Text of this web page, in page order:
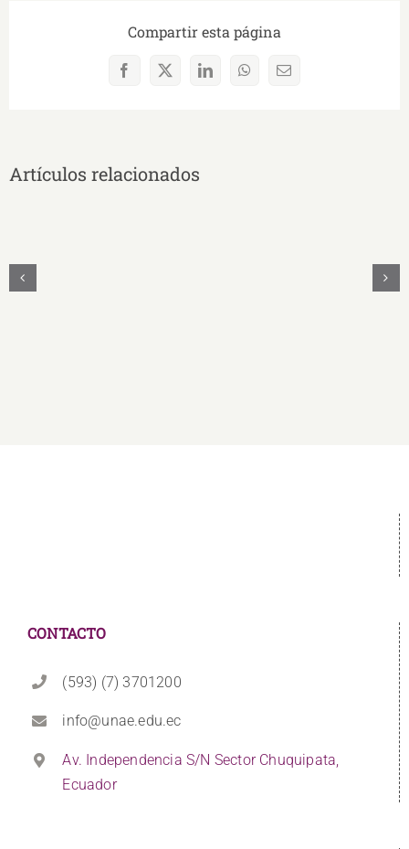
Compartir esta página
Facebook
X LinkedInWhatsAppCorreo
Artículos relacionados
CONTACTO
(593) (7) 3701200
info@unae.edu.ec
Av. Independencia S/N Sector Chuquipata,
Ecuador